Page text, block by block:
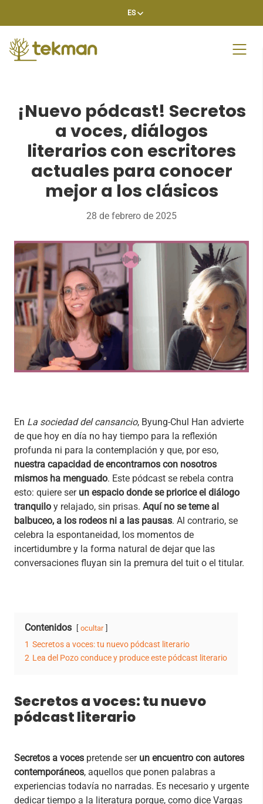
ES
¡Nuevo pódcast! Secretos
a voces, diálogos
literarios con escritores
actuales para conocer
mejor a los clásicos
28 de febrero de 2025
En La sociedad del cansancio, Byung-Chul Han advierte
de que hoy en día no hay tiempo para la reflexión
profunda ni para la contemplación y que, por eso,
nuestra capacidad de encontrarnos con nosotros
mismos ha menguado. Este pódcast se rebela contra
esto: quiere ser un espacio donde se priorice el diálogo
tranquilo y relajado, sin prisas. Aquí no se teme al
balbuceo, a los rodeos ni a las pausas. Al contrario, se
celebra la espontaneidad, los momentos de
incertidumbre y la forma natural de dejar que las
conversaciones fluyan sin la premura del tuit o el titular.
Contenidos ocultar
1 Secretos a voces: tu nuevo pódcast literario
2 Lea del Pozo conduce y produce este pódcast literario
Secretos a voces: tu nuevo
pódcast literario
Secretos a voces pretende ser un encuentro con autores
contemporáneos, aquellos que ponen palabras a
experiencias todavía no narradas. Es necesario y urgente
dedicar tiempo a la literatura porque, como dice Vargas